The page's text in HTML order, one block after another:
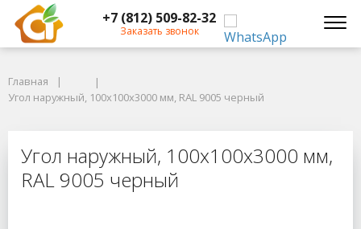
+7 (812) 509-82-32
Заказать звонок
Угол наружный, 100x100x3000 мм, RAL 9005 черный
Угол наружный, 100x100x3000 мм,
Главная
Угол наружный, 100x100x3000 мм, RAL 9005 черный
Угол наружный, 100x100x3000 мм,
RAL 9005 черный